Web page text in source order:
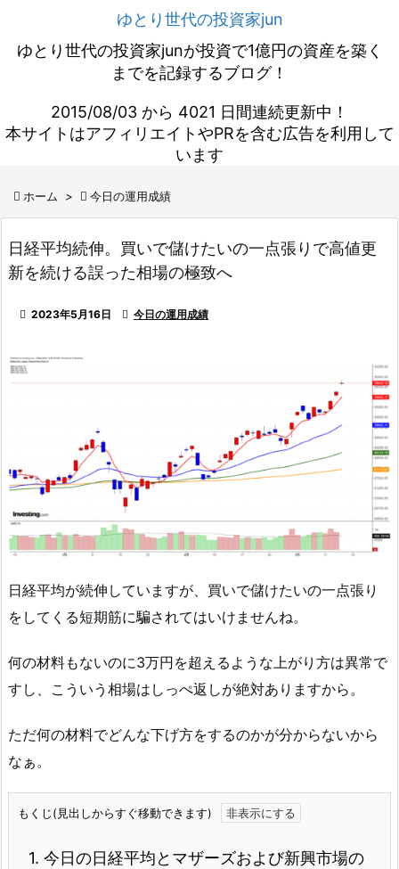
ゆとり世代の投資家jun
ゆとり世代の投資家junが投資で1億円の資産を築く
までを記録するブログ！
2015/08/03 から 4021 日間連続更新中！
本サイトはアフィリエイトやPRを含む広告を利用して
います
 ホーム >  今日の運用成績
日経平均続伸。買いで儲けたいの一点張りで高値更
新を続ける誤った相場の極致へ
 2023年5月16日  今日の運用成績
日経平均が続伸していますが、買いで儲けたいの一点張り
をしてくる短期筋に騙されてはいけませんね。
何の材料もないのに3万円を超えるような上がり方は異常で
すし、こういう相場はしっぺ返しが絶対ありますから。
ただ何の材料でどんな下げ方をするのかが分からないから
なぁ。
もくじ(見出しからすぐ移動できます)
1. 今日の日経平均とマザーズおよび新興市場の